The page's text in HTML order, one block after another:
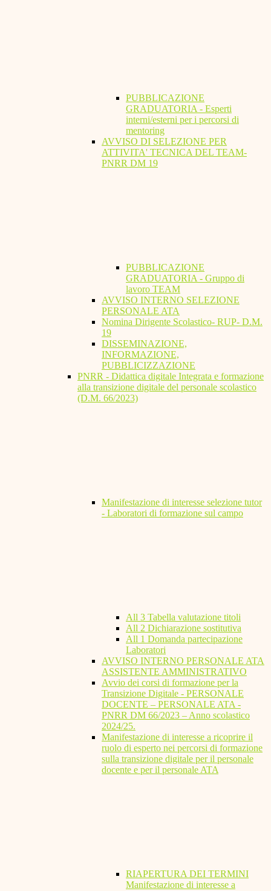
PUBBLICAZIONE
GRADUATORIA - Esperti
interni/esterni per i percorsi di
mentoring
AVVISO DI SELEZIONE PER
ATTIVITA' TECNICA DEL TEAM-
PNRR DM 19
PUBBLICAZIONE
GRADUATORIA - Gruppo di
lavoro TEAM
AVVISO INTERNO SELEZIONE
PERSONALE ATA
Nomina Dirigente Scolastico- RUP- D.M.
19
DISSEMINAZIONE,
INFORMAZIONE,
PUBBLICIZZAZIONE
PNRR - Didattica digitale Integrata e formazione
alla transizione digitale del personale scolastico
(D.M. 66/2023)
Manifestazione di interesse selezione tutor
- Laboratori di formazione sul campo
All 3 Tabella valutazione titoli
All 2 Dichiarazione sostitutiva
All 1 Domanda partecipazione
Laboratori
AVVISO INTERNO PERSONALE ATA
ASSISTENTE AMMINISTRATIVO
Avvio dei corsi di formazione per la
Transizione Digitale - PERSONALE
DOCENTE – PERSONALE ATA -
PNRR DM 66/2023 – Anno scolastico
2024/25.
Manifestazione di interesse a ricoprire il
ruolo di esperto nei percorsi di formazione
sulla transizione digitale per il personale
docente e per il personale ATA
RIAPERTURA DEI TERMINI
Manifestazione di interesse a